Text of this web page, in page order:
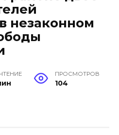
незаконном
ПРОСМОТРОВ
104